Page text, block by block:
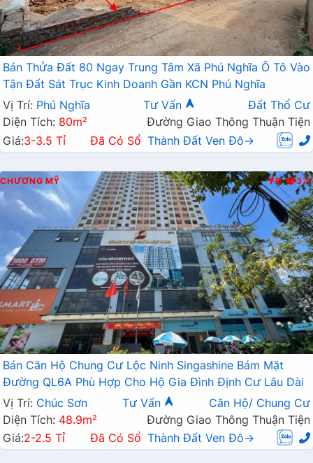
Bán Thửa Đất 80 Ngay Trung Tâm Xã Phú Nghĩa Ô Tô Vào
Tận Đất Sát Trục Kinh Doanh Gần KCN Phú Nghĩa
Vị Trí: Phú Nghĩa Tư Vấn
Đất Thổ Cư
Diện Tích: 80m²
Đường Giao Thông Thuận Tiện
Giá:3-3.5 Tỉ Đã Có Sổ Thành Đất Ven Đô→
CHƯƠNG MỸ Đ 377
Bán Căn Hộ Chung Cư Lộc Ninh Singashine Bám Mặt
Đường QL6A Phù Hợp Cho Hộ Gia Đình Định Cư Lâu Dài
Vị Trí: Chúc Sơn Tư Vấn
Căn Hộ/ Chung Cư
Diện Tích: 48.9m²
Đường Giao Thông Thuận Tiện
Giá:2-2.5 Tỉ Đã Có Sổ Thành Đất Ven Đô→